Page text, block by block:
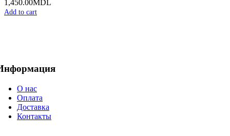
1,450.00MDL
Add to cart
О нас
Оплата
Доставка
Контакты